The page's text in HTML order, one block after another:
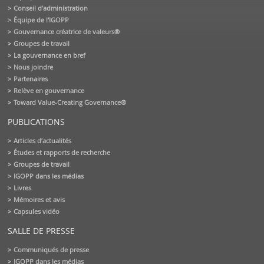
Conseil d’administration
Équipe de l'IGOPP
Gouvernance créatrice de valeurs®
Groupes de travail
La gouvernance en bref
Nous joindre
Partenaires
Relève en gouvernance
Toward Value-Creating Governance®
PUBLICATIONS
Articles d’actualités
Études et rapports de recherche
Groupes de travail
IGOPP dans les médias
Livres
Mémoires et avis
Capsules vidéo
SALLE DE PRESSE
Communiqués de presse
IGOPP dans les médias